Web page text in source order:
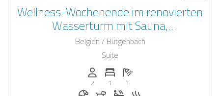
Wellness-Wochenende im renovierten
Wasserturm mit Sauna,
Whirlpoolwanne und privatem
Fantasieraum
Belgien / Bütgenbach
Suite
Anzahl der Personen: 2
2
Anzahl der Schlafzimmer: 1
1
Anzahl der Badezimmer: 1
1
Frühstück bei Casapilot buchbar
Hunde erlaubt
Whirlpool